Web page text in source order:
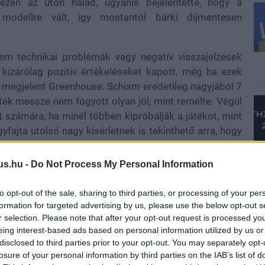
- Do Not Process My Personal Information
opt-out of the sale, sharing to third parties, or processing of your
for targeted advertising by us, please use the below opt-out
selection. Please note that after your opt-out request is processed
interest-based ads based on personal information utilized by us
to third parties prior to your opt-out. You may separately
of your personal information by third parties on the IAB’s list of
az úton halad, ugyanis bejelentette, hogy a
vált, így mostantól bárki díjmentesen
technikai problémák vagy negatív visszajelzések
pozitív értékeléseket kapott, még ha ezek
Greenhouse: Schism eredetileg nagyjából 7
messze nem fogyott olyan jól, mint remélte. Végül
ha minél többen kipróbálják a játékot, mint
utolsó nagy kísérletnek is tekinthető arra, hogy
mint a Shovel Knight vagy az idén megjelent
Acri erdőt fedezhetik fel, ahol a magas mágikus
új varázslatokat sajátítanak el és rejtett
területet kínál, amelyek mindegyikét egyedi
hiszen számos elrejtett tartalom várja az alapos